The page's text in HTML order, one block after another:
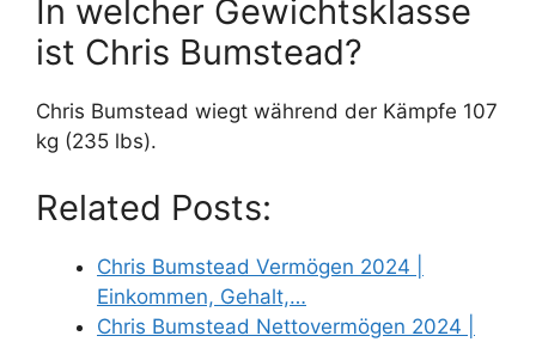
In welcher Gewichtsklasse
ist Chris Bumstead?
Chris Bumstead wiegt während der Kämpfe 107
kg (235 lbs).
Related Posts:
Chris Bumstead Vermögen 2024 |
Einkommen, Gehalt,…
Chris Bumstead Nettovermögen 2024 |